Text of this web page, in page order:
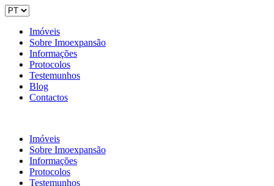
Imóveis
Sobre Imoexpansão
Informações
Protocolos
Testemunhos
Blog
Contactos
Imóveis
Sobre Imoexpansão
Informações
Protocolos
Testemunhos